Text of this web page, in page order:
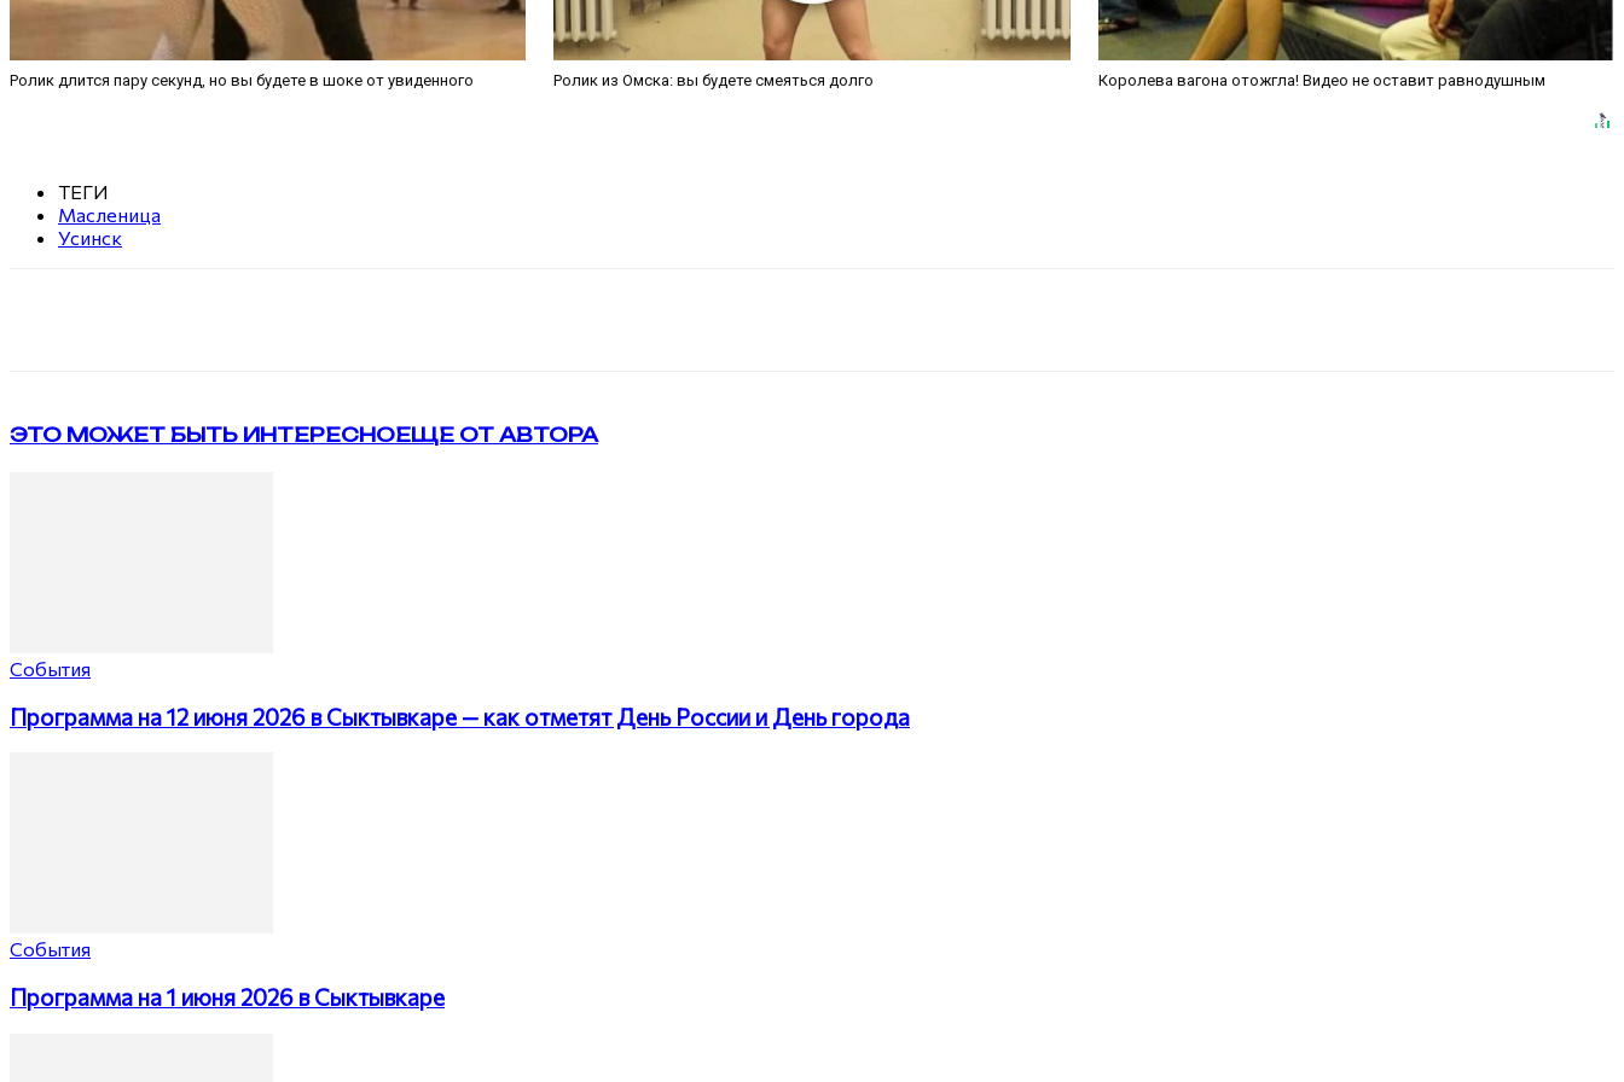
Ролик длится пару секунд, но вы будете в шоке от увиденного Ролик из Омска: вы будете смеяться долго Королева вагона отожгла! Видео не оставит равнодушным
ТЕГИ
Масленица
Усинск
ЭТО МОЖЕТ БЫТЬ ИНТЕРЕСНОЕЩЕ ОТ АВТОРА
События
Программа на 12 июня 2026 в Сыктывкаре — как отметят День России и День города
События
Программа на 1 июня 2026 в Сыктывкаре